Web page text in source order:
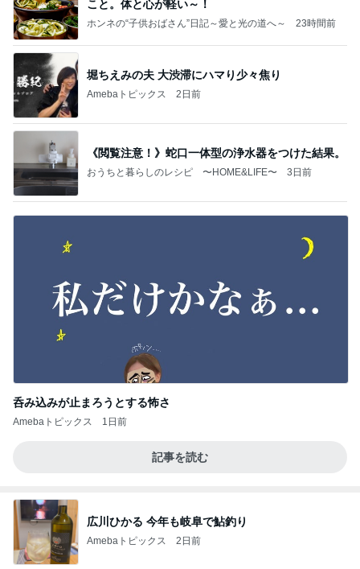
こと。体と心が軽い～！
ホンネの“子供おばさん”日記～愛と光の道へ～ 23時間前
堀ちえみの夫 大渋滞にハマり少々焦り
Amebaトピックス 2日前
《閲覧注意！》蛇口一体型の浄水器をつけた結果。
おうちと暮らしのレシピ 〜HOME&LIFE〜 3日前
呑み込みが止まろうとする怖さ
Amebaトピックス 1日前
記事を読む
広川ひかる 今年も岐阜で鮎釣り
Amebaトピックス 2日前